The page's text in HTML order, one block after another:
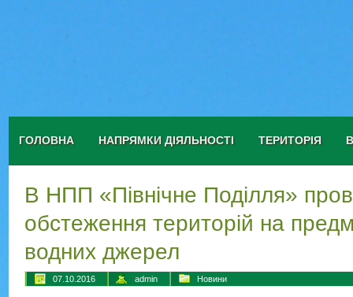
ГОЛОВНА НАПРЯМКИ ДІЯЛЬНОСТІ ТЕРИТОРІЯ
В НПП «Північне Поділля»
обстеження територій на
водних джерел
07.10.2016 admin Новини